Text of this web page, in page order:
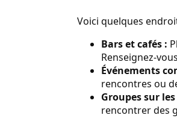
Voici quelques
Bars et cafés :
Renseignez-
Événements
rencontres ou
Groupes sur
rencontrer des